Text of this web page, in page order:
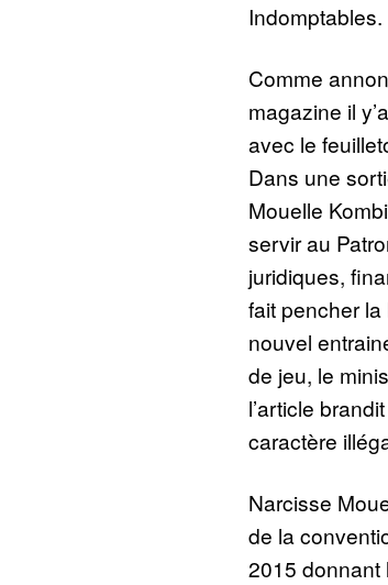
Indomptables.
Comme
magazine il
avec le
Dans une
Mouelle
servir au
juridiques,
fait pencher
nouvel
de jeu, le
l’article
caractère
Narcisse
de la
2015 donnant